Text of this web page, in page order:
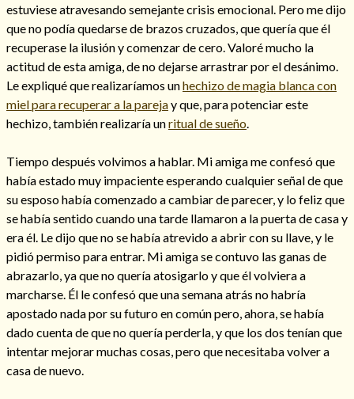
Hechizo de alejamiento
estuviese atravesando semejante crisis emocional. Pero me dijo
que no podía quedarse de brazos cruzados, que quería que él
recuperase la ilusión y comenzar de cero. Valoré mucho la
actitud de esta amiga, de no dejarse arrastrar por el desánimo.
Le expliqué que realizaríamos unhechizo de magia blanca con
miel para recuperar a la parejay que, para potenciar este
hechizo, también realizaría unritual de sueño
Tiempo después volvimos a hablar. Mi amiga me confesó que
había estado muy impaciente esperando cualquier señal de que
su esposo había comenzado a cambiar de parecer, y lo feliz que
se había sentido cuando una tarde llamaron a la puerta de casa y
era él. Le dijo que no se había atrevido a abrir con su llave, y le
pidió permiso para entrar. Mi amiga se contuvo las ganas de
abrazarlo, ya que no quería atosigarlo y que él volviera a
marcharse. Él le confesó que una semana atrás no habría
apostado nada por su futuro en común pero, ahora, se había
dado cuenta de que no quería perderla, y que los dos tenían que
intentar mejorar muchas cosas, pero que necesitaba volver a
casa de nuevo.